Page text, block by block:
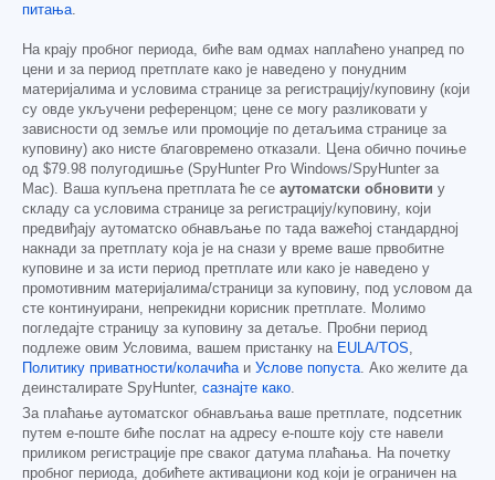
питања.
На крају пробног периода, биће вам одмах наплаћено унапред по
цени и за период претплате како је наведено у понудним
материјалима и условима странице за регистрацију/куповину (који
су овде укључени референцом; цене се могу разликовати у
зависности од земље или промоције по детаљима странице за
куповину) ако нисте благовремено отказали. Цена обично почиње
од $79.98 полугодишње (SpyHunter Pro Windows/SpyHunter за
Mac). Ваша купљена претплата ће се аутоматски обновити у
складу са условима странице за регистрацију/куповину, који
предвиђају аутоматско обнављање по тада важећој стандардној
накнади за претплату која је на снази у време ваше првобитне
куповине и за исти период претплате или како је наведено у
промотивним материјалима/страници за куповину, под условом да
сте континуирани, непрекидни корисник претплате. Молимо
погледајте страницу за куповину за детаље. Пробни период
подлеже овим Условима, вашем пристанку на EULA/TOS,
Политику приватности/колачићаи Услове попуста. Ако желите да
деинсталирате SpyHunter, сазнајте како.
За плаћање аутоматског обнављања ваше претплате, подсетник
путем е-поште биће послат на адресу е-поште коју сте навели
приликом регистрације пре сваког датума плаћања. На почетку
пробног периода, добићете активациони код који је ограничен на